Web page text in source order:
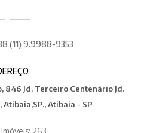
(11) 9.9988-9353
Jd. Terceiro Centenário Jd.
Atibaia - SP